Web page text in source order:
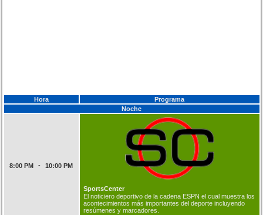
Hora
Programa
Noche
8:00 PM - 10:00 PM
SportsCenter
El noticiero deportivo de la cadena ESPN el cual muestra los
acontecimientos más importantes del deporte incluyendo
resúmenes y marcadores.